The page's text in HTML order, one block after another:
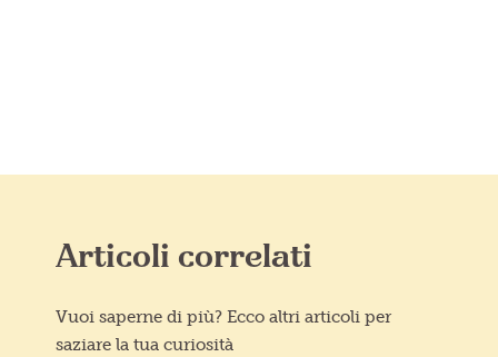
Articoli correlati
Vuoi saperne di più? Ecco altri articoli per
saziare la tua curiosità